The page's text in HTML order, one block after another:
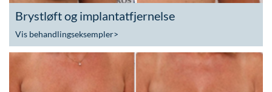
Brystløft og implantatfjernelse
Vis behandlingseksempler>